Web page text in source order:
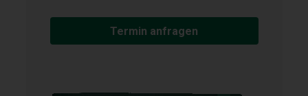
Termin anfragen